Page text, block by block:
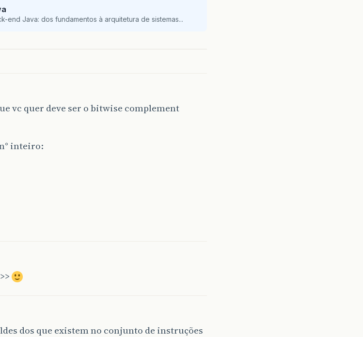
end Java: dos fundamentos à arquitetura de sistemas...
vc quer deve ser o bitwise complement
inteiro:
dos que existem no conjunto de instruções